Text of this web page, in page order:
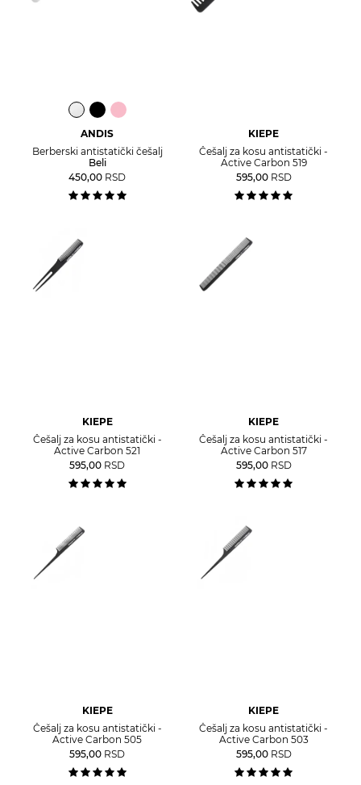
ANDIS
Berberski antistatički češalj
Beli
450,00 RSD
KIEPE
Češalj za kosu antistatički -
Active Carbon 519
595,00 RSD
KIEPE
Češalj za kosu antistatički -
Active Carbon 521
595,00 RSD
KIEPE
Češalj za kosu antistatički -
Active Carbon 517
595,00 RSD
KIEPE
Češalj za kosu antistatički -
Active Carbon 505
595,00 RSD
KIEPE
Češalj za kosu antistatički -
Active Carbon 503
595,00 RSD